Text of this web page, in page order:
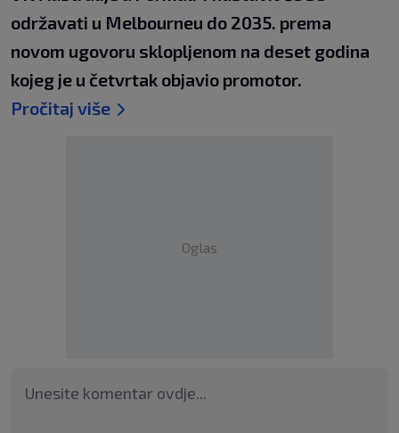
održavati u Melbourneu do 2035. prema
novom ugovoru sklopljenom na deset godina
kojeg je u četvrtak objavio promotor.
Pročitaj više
Oglas